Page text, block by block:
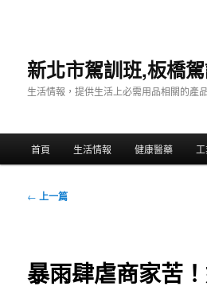
新北市駕訓班,板橋
生活情報，提供生活上必需用品相關的產
首頁 生活情報 健康醫藥
文
← 上一篇
暴雨肆虐商家苦